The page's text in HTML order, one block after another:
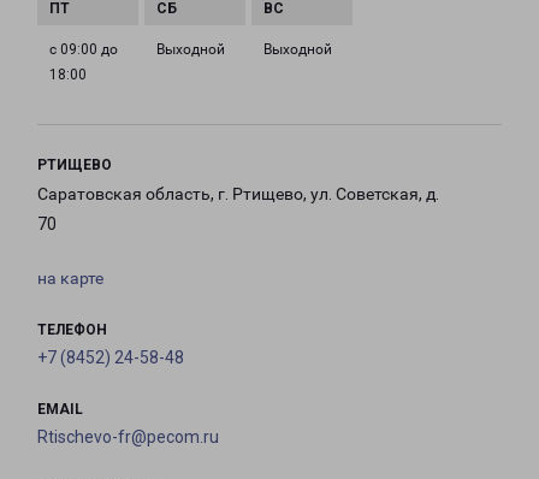
с 09:00 до
18:00
Выходной Выходной
РТИЩЕВО
Саратовская область, г. Ртищево, ул. Советская, д.
70
на карте
ТЕЛЕФОН
+7 (8452) 24-58-48
EMAIL
Rtischevo-fr@pecom.ru